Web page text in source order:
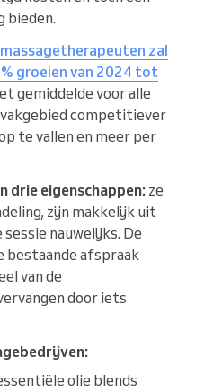
bieden.
zal
groeien van 2024 tot
gemiddelde voor alle
competitiever
te vallen en meer per
drie eigenschappen: ze
zijn makkelijk uit
nauwelijks. De
bestaande afspraak
van de
door iets
olie blends